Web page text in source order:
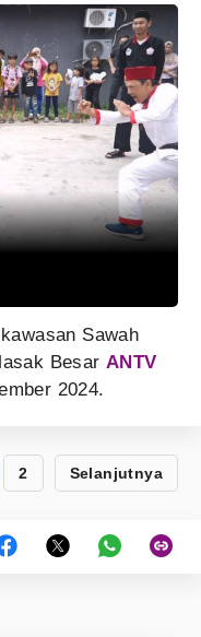
Sawah
Besar ANTV
2024.
2 Selanjutnya